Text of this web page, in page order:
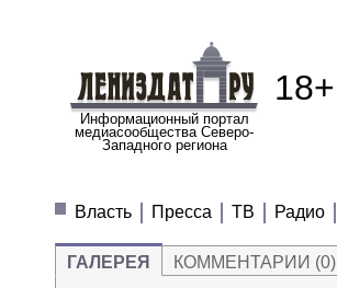
Информационный портал
медиасообщества Северо-
Западного региона
18+
Власть
Пресса ТВ Радио
ГАЛЕРЕЯ КОММЕНТАРИИ (0)